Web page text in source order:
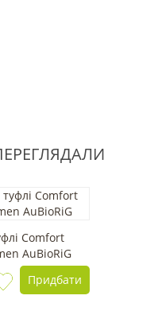
Comfort
AuBioRiG
Придбати